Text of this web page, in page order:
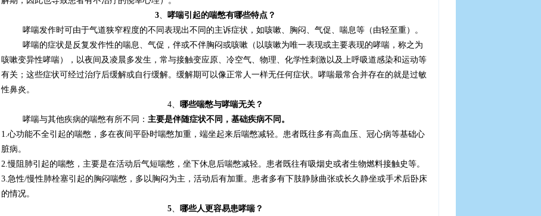
3、 哮喘引起的喘憋有哪些特点？
哮喘发作时可由于气道狭窄程度的不同表现出不同的主诉症状，如咳嗽、胸闷、气促、喘息等（由轻至重）。
哮喘的症状是反复发作性的喘息、气促，伴或不伴胸闷或咳嗽（以咳嗽为唯一表现或主要表现的哮喘，称之为
咳嗽变异性哮喘），以夜间及凌晨多发生，常与接触变应原、冷空气、物理、化学性刺激以及上呼吸道感染和运动等
有关；这些症状可经过治疗后缓解或自行缓解。缓解期可以像正常人一样无任何症状。哮喘最常合并存在的就是过敏
性鼻炎。
4、 哪些喘憋与哮喘无关？
哮喘与其他疾病的喘憋有所不同：主要是伴随症状不同，基础疾病不同。
1.心功能不全引起的喘憋，多在夜间平卧时喘憋加重，端坐起来后喘憋减轻。患者既往多有高血压、冠心病等基础心
脏病。
2.慢阻肺引起的喘憋，主要是在活动后气短喘憋，坐下休息后喘憋减轻。患者既往有吸烟史或者生物燃料接触史等。
3.急性/慢性肺栓塞引起的胸闷喘憋，多以胸闷为主，活动后有加重。患者多有下肢静脉曲张或长久静坐或手术后卧床
的情况。
5、 哪些人更容易患哮喘？